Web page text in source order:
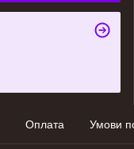
Оплата Умови